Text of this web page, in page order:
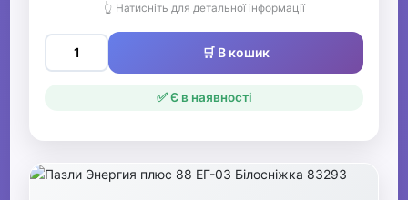
👆 Натисніть для детальної інформації
🛒 В кошик
✅ Є в наявності